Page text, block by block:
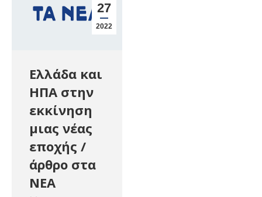
27
2022
Ελλάδα και
ΗΠΑ στην
εκκίνηση
μιας νέας
εποχής /
άρθρο στα
ΝΕΑ